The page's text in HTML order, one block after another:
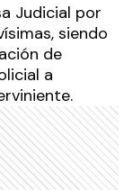
Judicial por
siendo
de
a